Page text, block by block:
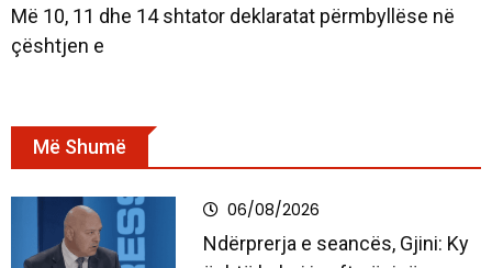
Më 10, 11 dhe 14 shtator deklaratat përmbyllëse në
çështjen e
Më Shumë
06/08/2026
Ndërprerja e seancës, Gjini: Ky